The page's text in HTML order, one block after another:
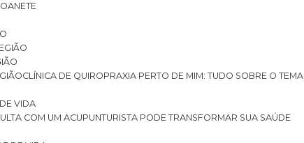
CLÍNICA DE QUIROPRAXIA PERTO DE MIM: TUDO SOBRE O TEMA
VIDA
COM UM ACUPUNTURISTA PODE TRANSFORMAR SUA SAÚDE